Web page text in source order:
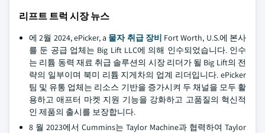
리프트 트럭 시장 뉴스
에 2월 2024, ePicker, a 물자 취급 장비 Fort Worth, U.S.에 본사
를 둔 공급 업체는 Big Lift LLC에 의해 인수되었습니다. 인수
는 리튬 동력 재료 취급 솔루션의 시장 리더가 될 Big Lift의 전
략의 일부이며 북미 리튬 지게차의 업계 리더입니다. ePicker
팀 및 유통 업체는 리소스 기반을 증가시켜 두 채널을 모두 활
용하고 애프터 마켓 지원 기능을 강화하고 고품질의 혁신적
인 제품의 출시를 보장합니다.
8 월 2023에서 Cummins는 Taylor Machine과 협력하여 Taylor